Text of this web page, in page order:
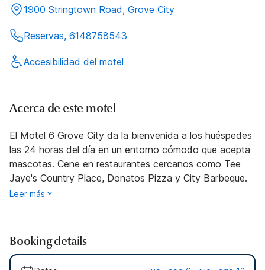
1900 Stringtown Road, Grove City
Reservas, 6148758543
Accesibilidad del motel
Acerca de este motel
El Motel 6 Grove City da la bienvenida a los huéspedes
las 24 horas del día en un entorno cómodo que acepta
mascotas. Cene en restaurantes cercanos como Tee
Jaye's Country Place, Donatos Pizza y City Barbeque.
Leer más
Booking details